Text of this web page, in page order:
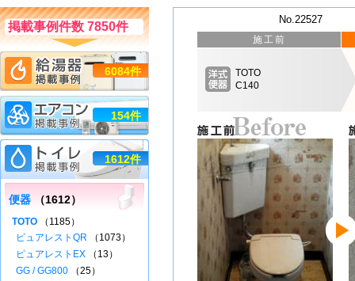
No.22527
施工前
TOTO
C140
掲載事例件数 7850件
6084件
154件
1612件
便器 （1612）
TOTO （1185）
ピュアレストQR （1073）
ピュアレストEX （13）
GG / GG800 （25）